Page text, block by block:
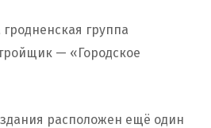
группа
— «Городское
расположен ещё один